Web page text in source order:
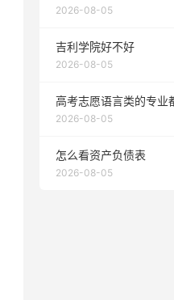
2026-08-05
吉利学院好不好
2026-08-05
高考志愿语言类的专业
2026-08-05
怎么看资产负债表
2026-08-05